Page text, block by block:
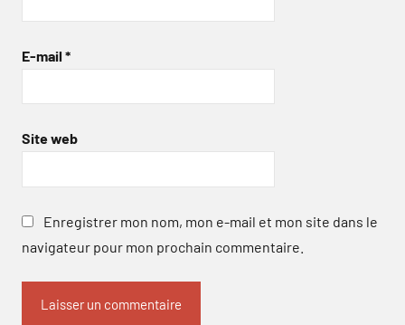
E-mail *
Site web
Enregistrer mon nom, mon e-mail et mon site dans le
navigateur pour mon prochain commentaire.